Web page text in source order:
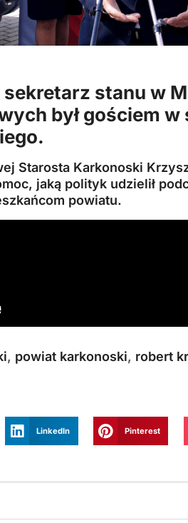
stanu w
był gościem
.
Starosta Karkonoski
jaką polityk udzielił
powiatu.
, powiat karkonoski, robert
LinkedIn Pinterest